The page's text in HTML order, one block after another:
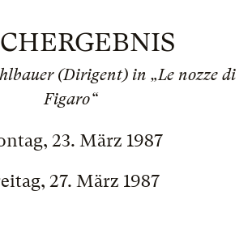
(Dirigent) in „Le nozze di
Figaro“
23. März 1987
27. März 1987